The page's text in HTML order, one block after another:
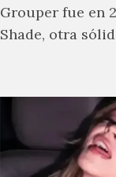
Grouper fue en
Shade, otra